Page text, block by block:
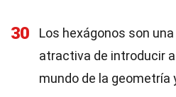
30
Los hexágonos son
atractiva de introducir
mundo de la geometría